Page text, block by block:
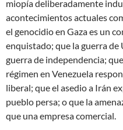
miopía deliberadamente
acontecimientos actuales
el genocidio en Gaza es un
enquistado; que la guerra de
guerra de independencia;
régimen en Venezuela
liberal; que el asedio a Irán
pueblo persa; o que la
que una empresa comercial.